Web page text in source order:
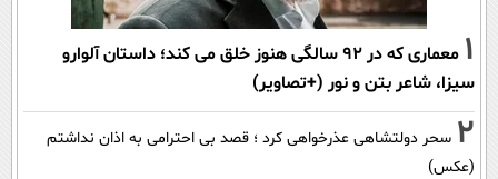
1
معماری که در 92 سالگی هنوز خلق می کند؛ داستان آلوارو
سیزا، شاعر بتن و نور (+تصاویر)
2 سحر دولتشاهی عذرخواهی کرد ؛ قصد بی احترامی به اذان نداشتم
(عکس)